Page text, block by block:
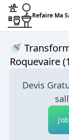
Refaire Ma
🚿
Roquevaire
Devis